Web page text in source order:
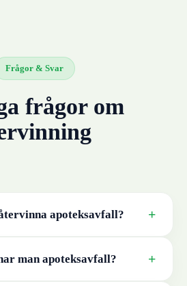
Frågor & Svar
frågor om
apoteksavfall? +
man apoteksavfall? +